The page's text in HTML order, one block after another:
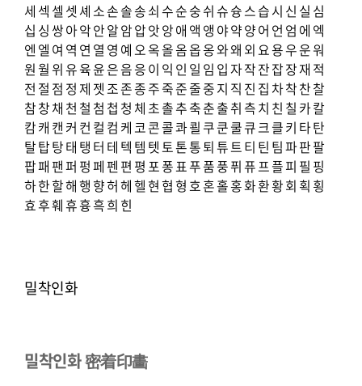
세 섹 셀 셋셰 소손솔송쇠수순숭쉬슈슝스습시 신 실 심
십 싱 쌍아악안알암압앗앙애 액 앵 야약양어 언 엄 에 엑
엔 엘 여 역 연 열 영 예 오옥올옴옵옹와왜 외 요용우운워
원월 위유육윤은음응이 익 인 일 임 입자작잔잡장재 적
전 절 점 정 제 젯 조존종주죽준줄중지 직 진 집 차착찬찰
참창채 천 철 첨 첩 청 체 초촐추축춘출취측치 친 칠 카칼
캄캐 캔 커 컨 컬 컴 케 코콘콜콰쾰 쿠쿤쿨큐크클키 타탄
탈탑탕태 탱 터 테 텍 템 텟 토톤통퇴튜트티 틴 팀파판팔
팝패팬퍼 펑페펜 편 평 포퐁표푸품풍퓌 퓨프플피 필 핑
하한할해행 향허헤헬 현협 형 호혼홀홍화환황회 획 횡
효 후훼휴흉흑희 힌
밀착인화
밀착인화 密着印畵